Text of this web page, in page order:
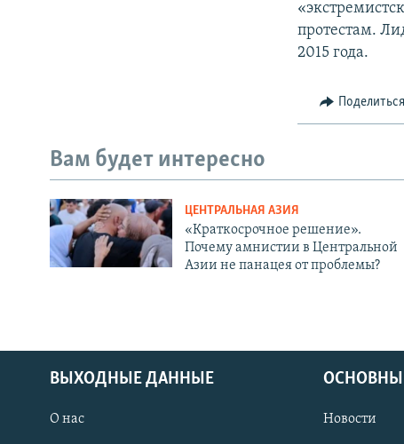
протестам.
2015 года.
Поделиться
Вам будет интересно
ЦЕНТРАЛЬНАЯ АЗИЯ
«Краткосрочное решение».
Почему амнистии в Центральной
Азии не панацея от проблемы?
ВЫХОДНЫЕ ДАННЫЕ
О нас Новости